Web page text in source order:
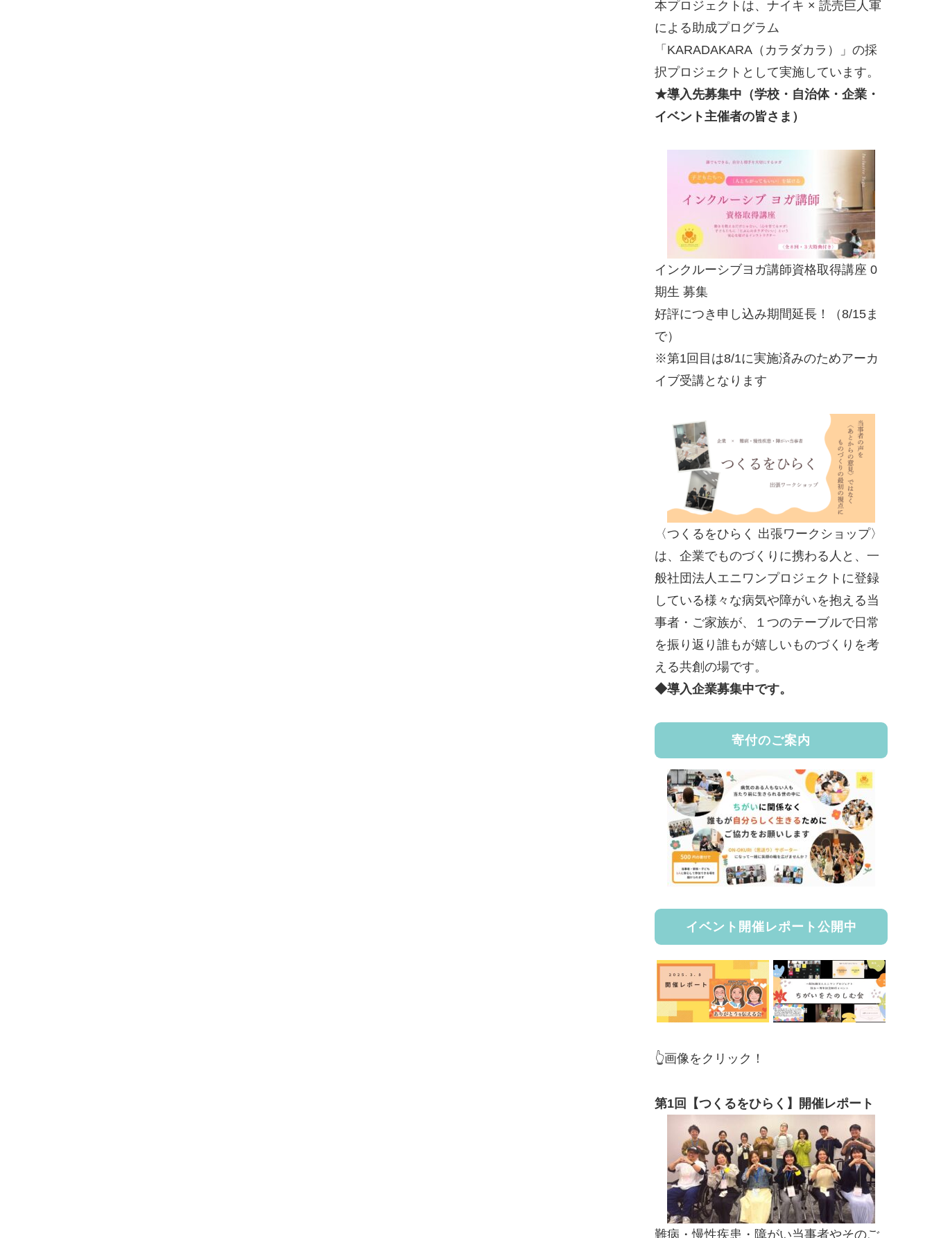
本プロジェクトは、ナイキ × 読売巨人軍
による助成プログラム
「KARADAKARA（カラダカラ）」の採
択プロジェクトとして実施しています。
★導入先募集中（学校・自治体・企業・
イベント主催者の皆さま）
インクルーシブヨガ講師資格取得講座 0
期生 募集
好評につき申し込み期間延長！（8/15ま
で）
※第1回目は8/1に実施済みのためアーカ
イブ受講となります
〈つくるをひらく 出張ワークショップ〉
は、企業でものづくりに携わる人と、一
般社団法人エニワンプロジェクトに登録
している様々な病気や障がいを抱える当
事者・ご家族が、１つのテーブルで日常
を振り返り誰もが嬉しいものづくりを考
える共創の場です。
◆導入企業募集中です。
寄付のご案内
イベント開催レポート公開中
👆画像をクリック！
第1回【つくるをひらく】開催レポート
難病・慢性疾患・障がい当事者やそのご